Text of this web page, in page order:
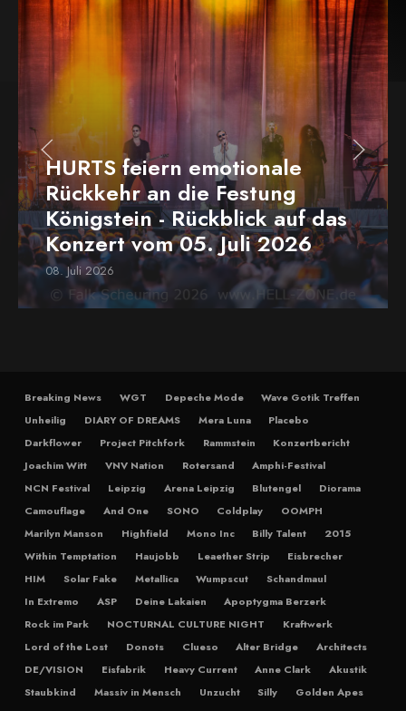
HURTS feiern emotionale
Rückkehr an die Festung
Königstein - Rückblick auf das
Konzert vom 05. Juli 2026
08. Juli 2026
Breaking News WGT Depeche Mode
Wave Gotik Treffen
Unheilig
DIARY OF DREAMS Mera Luna
Placebo
Darkflower
Project Pitchfork Rammstein
Konzertbericht
Joachim Witt
VNV Nation Rotersand
Amphi-Festival
NCN Festival
Leipzig Arena Leipzig Blutengel
Diorama
Camouflage
And One SONO Coldplay
OOMPH
Marilyn Manson
Highfield Mono Inc Billy Talent
2015
Within Temptation
Haujobb Leaether Strip
Eisbrecher
HIM
Solar Fake Metallica Wumpscut
Schandmaul
In Extremo
ASP Deine Lakaien
Apoptygma Berzerk
Rock im Park
NOCTURNAL CULTURE NIGHT
Kraftwerk
Lord of the Lost
Donots Clueso Alter Bridge
Architects
DE/VISION
Eisfabrik Heavy Current Anne Clark
Akustik
Staubkind
Massiv in Mensch Unzucht Silly
Golden Apes